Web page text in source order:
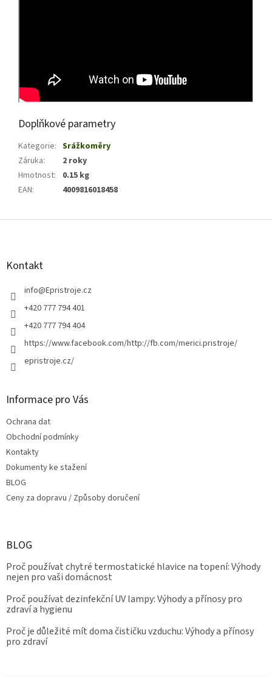
Doplňkové parametry
Kategorie: Srážkoměry
Záruka:
2 roky
Hmotnost:
0.15 kg
EAN: 4009816018458
Z
Kontakt
info@Epristroje.cz
+420 777 794 401
+420 777 794 404
https://www.facebook.com/http://fb.com/merici.pristroje/
epristroje.cz/
Informace pro Vás
Ochrana dat
Obchodní podmínky
Kontakty
Dokumenty ke stažení
BLOG
Ceny za dopravu / Způsoby doručení
BLOG
Proč používat chytré termostatické hlavice na topení: Výhody
nejen pro vaši domácnost
Proč používat dezinfekční UV lampy: Výhody a přínosy pro
zdraví a hygienu
Proč je důležité mít doma čističku vzduchu: Výhody a přínosy
pro zdraví